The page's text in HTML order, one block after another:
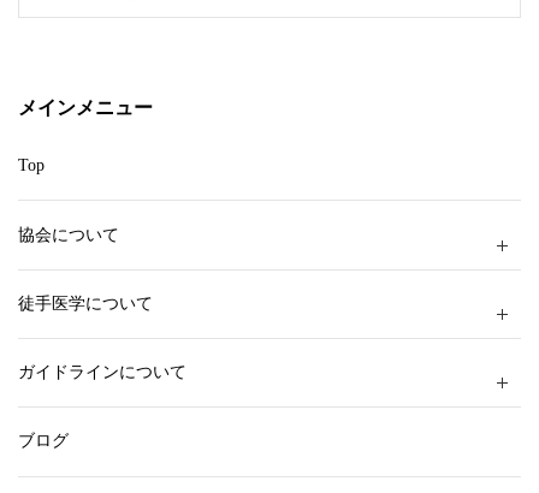
メインメニュー
Top
協会について
徒手医学について
ガイドラインについて
ブログ